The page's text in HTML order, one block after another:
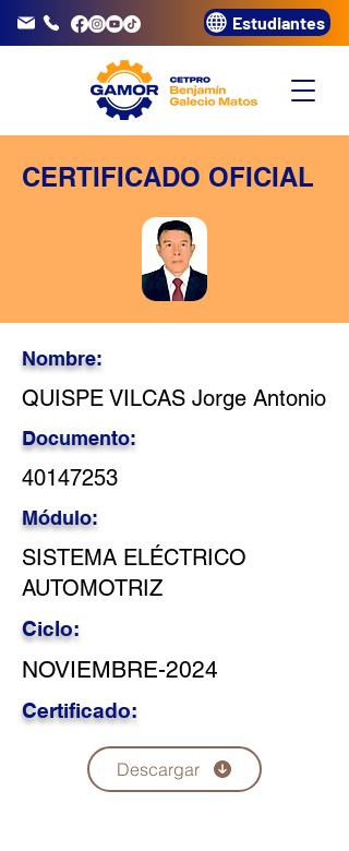
3320072 Estudiantes
CERTIFICADO OFICIAL
Nombre:
QUISPE VILCAS Jorge Antonio
Documento:
40147253
Módulo:
SISTEMA ELÉCTRICO
AUTOMOTRIZ
Ciclo:
NOVIEMBRE-2024
Certificado:
Descargar